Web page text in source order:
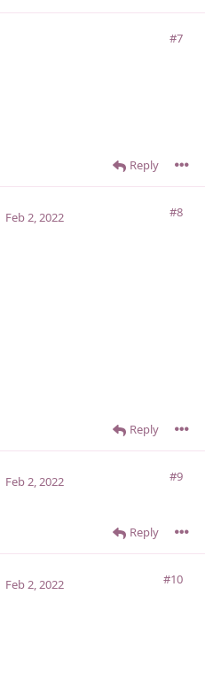
#7
Reply
#8
Feb 2, 2022
Reply
#9
Feb 2, 2022
Reply
#10
Feb 2, 2022